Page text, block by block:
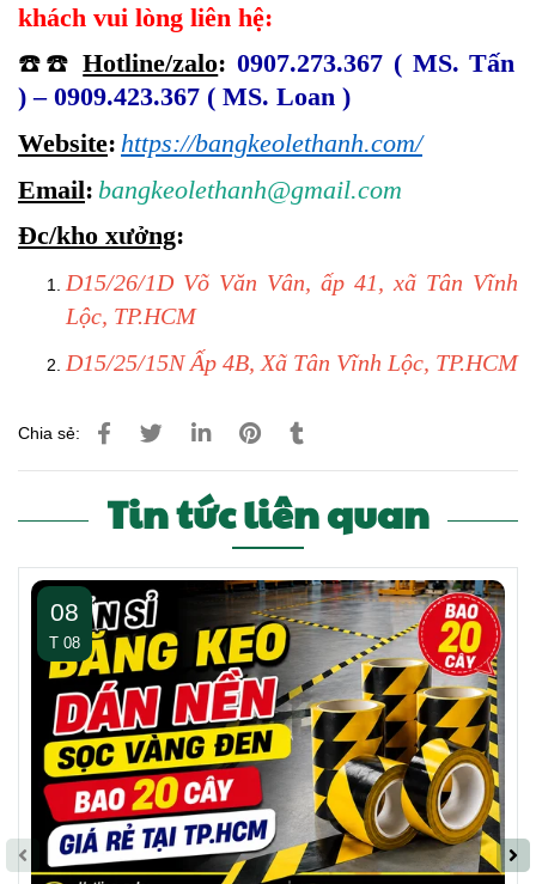
khách vui lòng liên hệ:
☎️☎️ Hotline/zalo: 0907.273.367 ( MS. Tấn
) – 0909.423.367 ( MS. Loan )
Website: https://bangkeolethanh.com/
Email: bangkeolethanh@gmail.com
Đc/kho xưởng:
D15/26/1D Võ Văn Vân, ấp 41, xã Tân Vĩnh
Lộc, TP.HCM
D15/25/15N Ấp 4B, Xã Tân Vĩnh Lộc, TP.HCM
Chia sẻ:
Tin tức liên quan
08
T 08